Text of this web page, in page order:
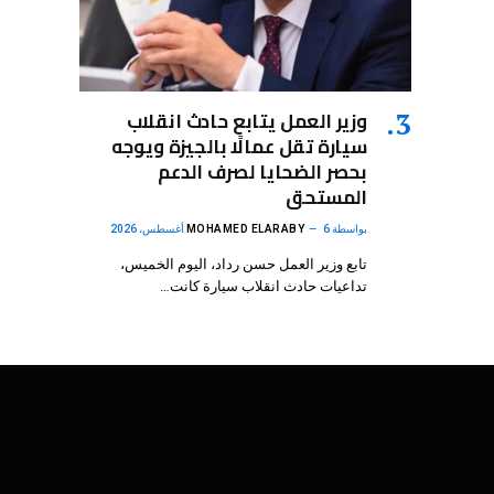
وزير العمل يتابع حادث انقلاب
سيارة تقل عمالًا بالجيزة ويوجه
بحصر الضحايا لصرف الدعم
المستحق
بواسطة MOHAMED ELARABY 6 أغسطس، 2026
تابع وزير العمل حسن رداد، اليوم الخميس،
تداعيات حادث انقلاب سيارة كانت…